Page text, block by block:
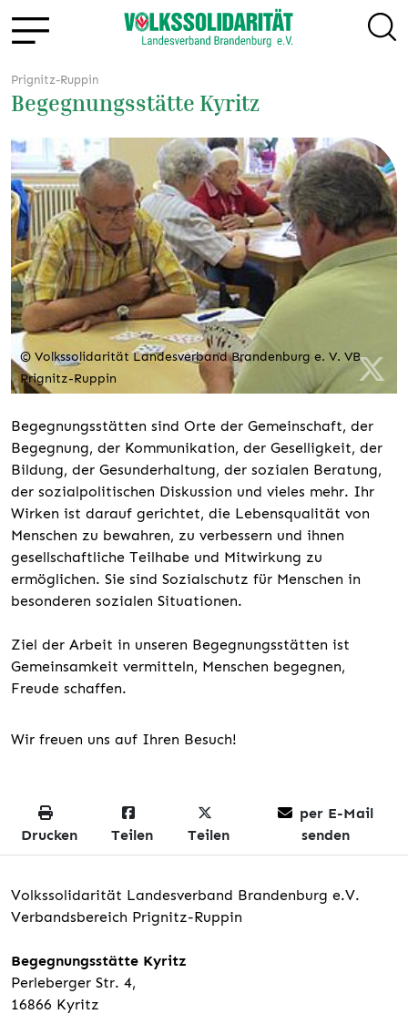
Prignitz-Ruppin
Begegnungsstätte Kyritz
© Volkssolidarität Landesverband Brandenburg e. V. VB
Prignitz-Ruppin
Begegnungsstätten sind Orte der Gemeinschaft, der
Begegnung, der Kommunikation, der Geselligkeit, der
Bildung, der Gesunderhaltung, der sozialen Beratung,
der sozialpolitischen Diskussion und vieles mehr. Ihr
Wirken ist darauf gerichtet, die Lebensqualität von
Menschen zu bewahren, zu verbessern und ihnen
gesellschaftliche Teilhabe und Mitwirkung zu
ermöglichen. Sie sind Sozialschutz für Menschen in
besonderen sozialen Situationen.
Ziel der Arbeit in unseren Begegnungsstätten ist
Gemeinsamkeit vermitteln, Menschen begegnen,
Freude schaffen.
Wir freuen uns auf Ihren Besuch!
Drucken Teilen Teilen
per E-Mail
senden
Volkssolidarität Landesverband Brandenburg e.V.
Verbandsbereich Prignitz-Ruppin
Begegnungsstätte Kyritz
Perleberger Str. 4,
16866 Kyritz